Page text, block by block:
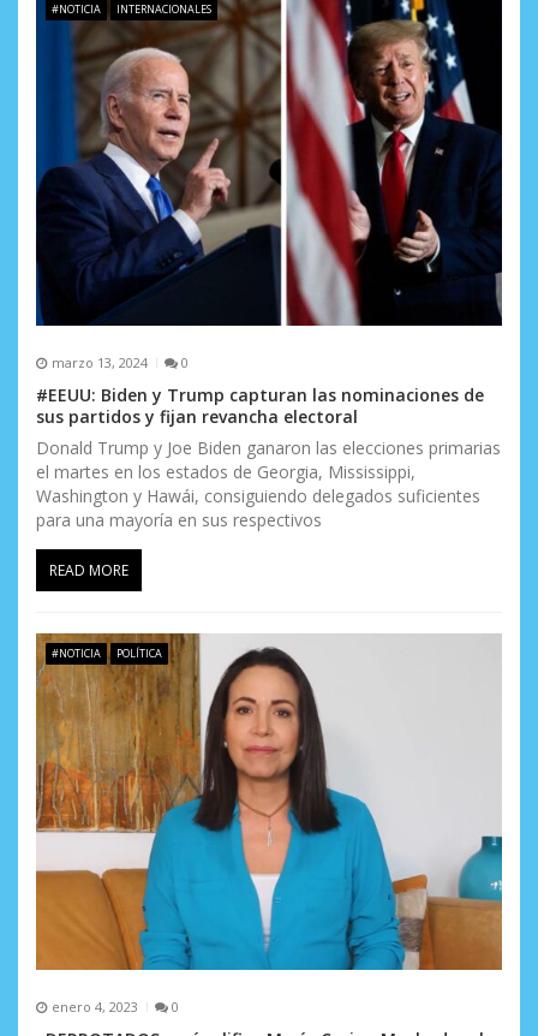
#NOTICIA INTERNACIONALES
marzo 13, 2024 0
#EEUU: Biden y Trump capturan las nominaciones de
sus partidos y fijan revancha electoral
Donald Trump y Joe Biden ganaron las elecciones primarias
el martes en los estados de Georgia, Mississippi,
Washington y Hawái, consiguiendo delegados suficientes
para una mayoría en sus respectivos
READ MORE
#NOTICIA POLÍTICA
enero 4, 2023 0